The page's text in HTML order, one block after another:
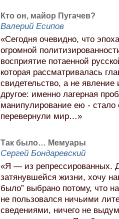
Кто он, майор Пугачев?
Валерий Есипов
«Сегодня очевидно, что
огромной
восприятие потаенной
которая рассматривалась
свидетельство, а не
другое: именно лагерная
манипулирование ею - стало
перевернули мир…»
Так было… Мемуары
Сергей Бондаревский
«Я — из репрессированных.
затянувшейся жизни, хочу
было” выбрано потому, что
не пользовался ничьими
сведениями, ничего не